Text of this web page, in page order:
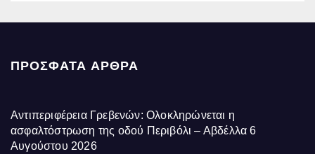
ΠΡΌΣΦΑΤΑ ΆΡΘΡΑ
Αντιπεριφέρεια Γρεβενών: Ολοκληρώνεται η
ασφαλτόστρωση της οδού Περιβόλι – Αβδέλλα 6
Αυγούστου 2026